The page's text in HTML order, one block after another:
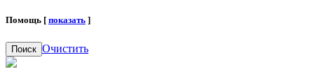
Помощь [ показать ]
Поиск Очистить